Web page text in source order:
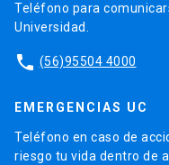
Teléfono para
Universidad.
phone (56)95504 4000
EMERGENCIAS UC
Teléfono en caso de
riesgo tu vida dentro de